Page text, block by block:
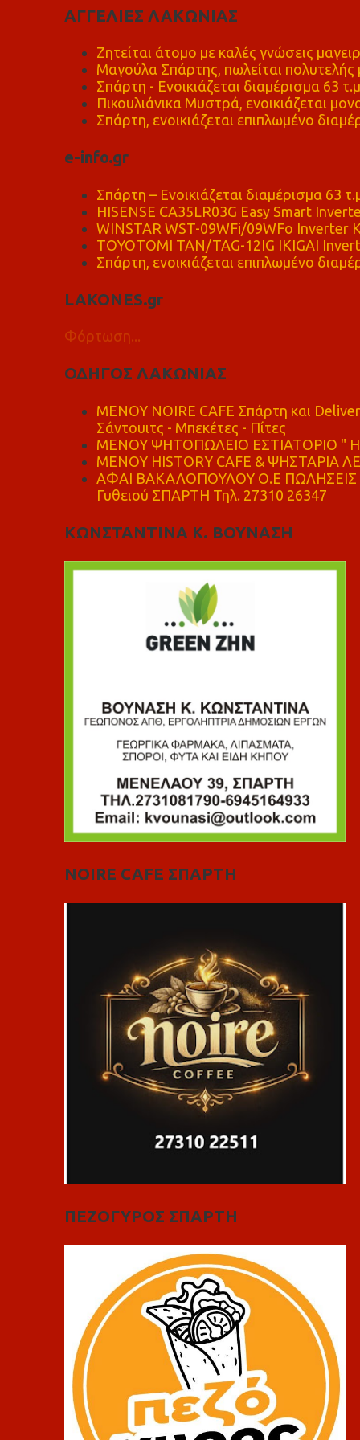
ΑΓΓΕΛΙΕΣ ΛΑΚΩΝΙΑΣ
Ζητείται άτομο με καλές γνώσεις
Μαγούλα Σπάρτης, πωλείται πολυτελής
Σπάρτη - Ενοικιάζεται διαμέρισμα 63 τ.μ
Πικουλιάνικα Μυστρά, ενοικιάζεται
Σπάρτη, ενοικιάζεται επιπλωμένο
e-info.gr
Σπάρτη – Ενοικιάζεται διαμέρισμα 63
HISENSE CA35LR03G Easy Smart
WINSTAR WST-09WFi/09WFo Inverter
TOYOTOMI TAN/TAG-12IG IKIGAI
Σπάρτη, ενοικιάζεται επιπλωμένο
LAKONES.gr
Φόρτωση...
ΟΔΗΓΟΣ ΛΑΚΩΝΙΑΣ
MENOY NOIRE CAFE Σπάρτη και
Σάντουιτς - Μπεκέτες - Πίτες
ΜΕΝΟΥ ΨΗΤΟΠΩΛΕΙΟ ΕΣΤΙΑΤΟΡΙΟ "
ΜΕΝΟΥ HISTORY CAFE & ΨΗΣΤΑΡΙΑ
ΑΦΑΙ ΒΑΚΑΛΟΠΟΥΛΟΥ Ο.Ε ΠΩΛΗΣΕΙΣ
Γυθειού ΣΠΑΡΤΗ Τηλ. 27310 26347
ΚΩΝΣΤΑΝΤΙΝΑ Κ. ΒΟΥΝΑΣΗ
NOIRE CAFE ΣΠΑΡΤΗ
ΠΕΖΟΓΥΡΟΣ ΣΠΑΡΤΗ